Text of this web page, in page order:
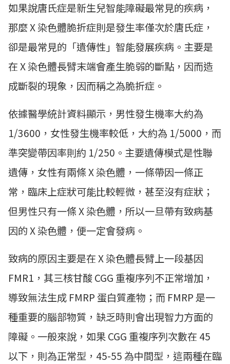
如果說唐氏症是新生兒智能障礙最常見的疾病，
那麼 X 染色體脆折症則是發生率僅次於唐氏症，
卻是最常見的「遺傳性」智能發展疾病。主要是
在 X 染色體長臂末端會產生脆弱的斷點，因而造
成斷裂的現象，因而稱之為脆折症。
依據醫學統計資料顯示，男性發生機率大約為
1/3600，女性發生機率較低，大約為 1/5000，而
準突變帶因率則約 1/250。主要遺傳模式是性聯
遺傳，女性有兩條 X 染色體，一條帶因一條正
常，臨床上症狀可能比較輕微，甚至沒有症狀；
但男性只有一條 X 染色體，所以一旦帶有致病基
因的 X 染色體，便一定會發病。
致病的原因主要是在 X 染色體長臂上一段基因
FMR1，其三核甘酸 CGG 重複序列不正常增加，
導致無法生成 FMRP 蛋白質產物；而 FMRP 是一
種重要的腦部物質，缺乏時則會出現智力方面的
障礙。一般來說，如果 CGG 重複序列次數在 45
以下，則為正常型，45-55 為中間型，這兩種在臨